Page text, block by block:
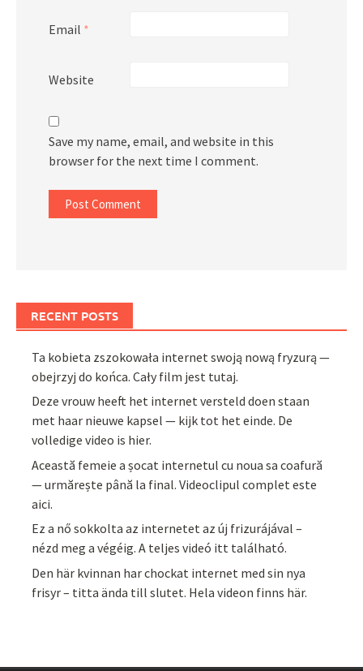
Email *
Website
Save my name, email, and website in this
browser for the next time I comment.
RECENT POSTS
Ta kobieta zszokowała internet swoją nową fryzurą —
obejrzyj do końca. Cały film jest tutaj.
Deze vrouw heeft het internet versteld doen staan
met haar nieuwe kapsel — kijk tot het einde. De
volledige video is hier.
Această femeie a șocat internetul cu noua sa coafură
— urmărește până la final. Videoclipul complet este
aici.
Ez a nő sokkolta az internetet az új frizurájával –
nézd meg a végéig. A teljes videó itt található.
Den här kvinnan har chockat internet med sin nya
frisyr – titta ända till slutet. Hela videon finns här.